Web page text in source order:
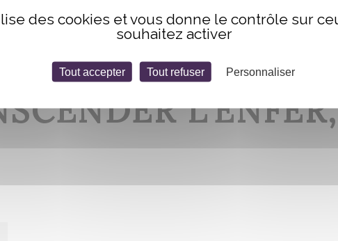
des cookies et vous donne le contrôle sur
souhaitez activer
Tout accepter Tout refuser Personnaliser